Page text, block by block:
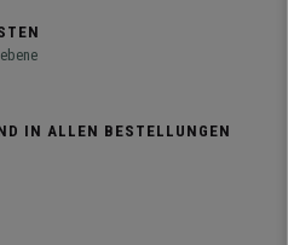
IN ALLEN BESTELLUNGEN